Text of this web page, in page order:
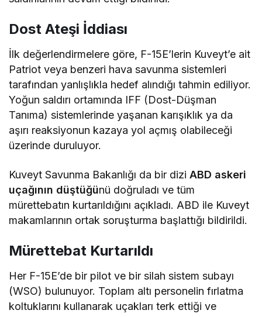
Dost Ateşi İddiası
İlk değerlendirmelere göre, F-15E’lerin Kuveyt’e ait
Patriot veya benzeri hava savunma sistemleri
tarafından yanlışlıkla hedef alındığı tahmin ediliyor.
Yoğun saldırı ortamında IFF (Dost-Düşman
Tanıma) sistemlerinde yaşanan karışıklık ya da
aşırı reaksiyonun kazaya yol açmış olabileceği
üzerinde duruluyor.
Kuveyt Savunma Bakanlığı da bir diziABD askeri
uçağının düştüğünü doğruladı ve tüm
mürettebatın kurtarıldığını açıkladı. ABD ile Kuveyt
makamlarının ortak soruşturma başlattığı bildirildi.
Mürettebat Kurtarıldı
Her F-15E’de bir pilot ve bir silah sistem subayı
(WSO) bulunuyor. Toplam altı personelin fırlatma
koltuklarını kullanarak uçakları terk ettiği ve